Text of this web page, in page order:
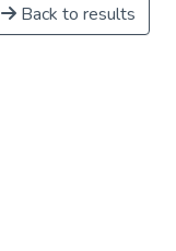
Back to results